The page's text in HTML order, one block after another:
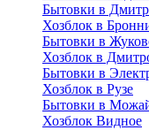
Бытовки в
Хозблок в
Бытовки в
Хозблок в
Бытовки в
Хозблок в Рузе
Бытовки в
Хозблок Видное